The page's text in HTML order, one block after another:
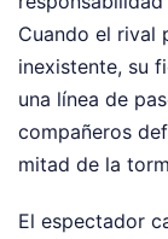
Cuando el rival
inexistente, su
una línea de
compañeros
mitad de la
El espectador